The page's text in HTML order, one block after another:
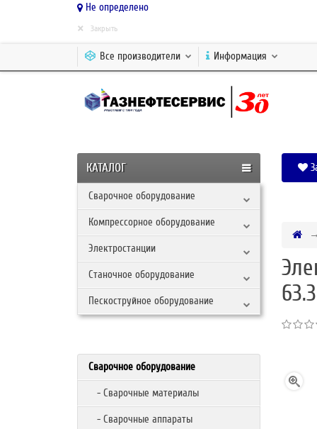
Не определено
× Закрыть
Все производители Информация
КАТАЛОГ
Сварочное оборудование
Компрессорное оборудование
Электростанции
Станочное оборудование
Пескоструйное оборудование
Сварочное оборудование
- Сварочные материалы
- Сварочные аппараты